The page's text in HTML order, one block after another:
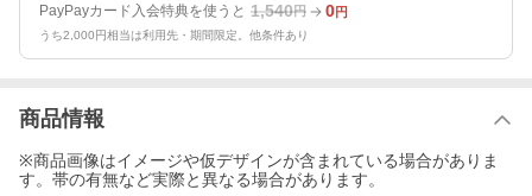
PayPayカード入会特典を使うと 1,540円 0円
うち2,000円相当は利用先・期間限定。他条件あり
商品情報
※商品画像はイメージや仮デザインが含まれている場合がありま
す。帯の有無など実際と異なる場合があります。